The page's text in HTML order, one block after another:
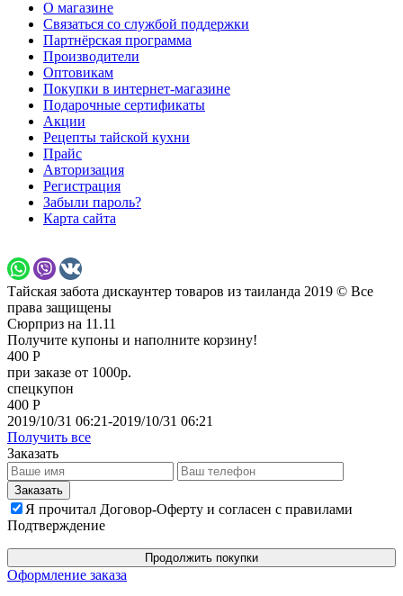
О магазине
Связаться со службой поддержки
Партнёрская программа
Производители
Оптовикам
Покупки в интернет-магазине
Подарочные сертификаты
Акции
Рецепты тайской кухни
Прайс
Авторизация
Регистрация
Забыли пароль?
Карта сайта
Тайская забота дискаунтер товаров из таиланда 2019 © Все
права защищены
Сюрприз на 11.11
Получите купоны и наполните корзину!
400 Р
при заказе от 1000р.
спецкупон
400 Р
2019/10/31 06:21-2019/10/31 06:21
Получить все
Заказать
Я прочитал Договор-Оферту и согласен с правилами
Подтверждение
Продолжить покупки
Оформление заказа